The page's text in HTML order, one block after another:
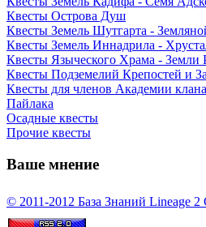
Квесты Острова Душ
Квесты Земель Шутгарта -
Квесты Земель Иннадрила -
Квесты Языческого Храма - Земли
Квесты Подземелий Крепостей и
Квесты для членов Академии клана
Пайлака
Осадные квесты
Прочие квесты
Ваше мнение
© 2011-2012 База Знаний Lineage